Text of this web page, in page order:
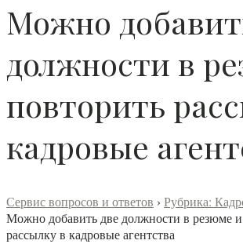
Можно
должности в
повторить
кадровые
Сервис вопросов и ответов › Рубрика:
Можно добавить две должности в резюме
рассылку в кадровые агентства